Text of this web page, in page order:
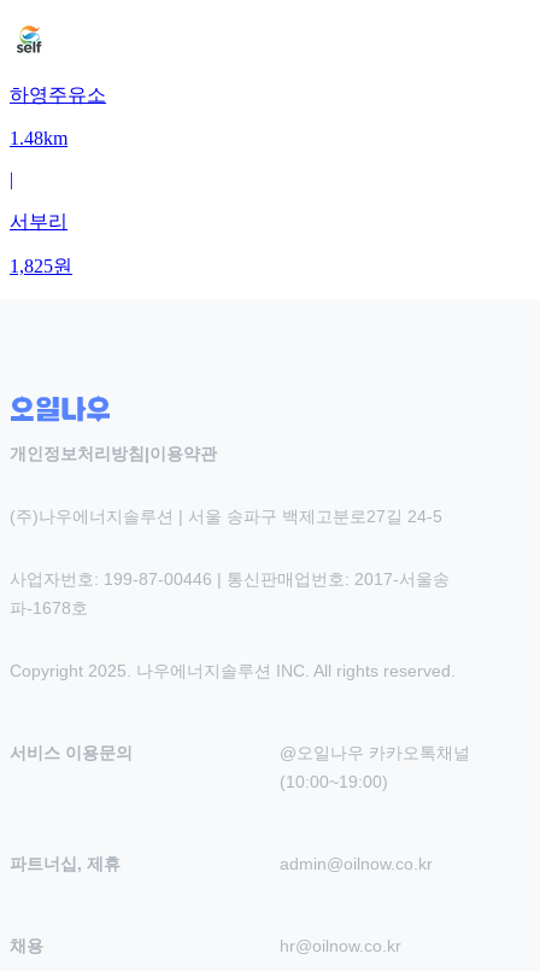
하영주유소
1.48km
|
서부리
1,825원
개인정보처리방침 |이용약관
(주)나우에너지솔루션 | 서울 송파구 백제고분로27길 24-5
사업자번호: 199-87-00446 | 통신판매업번호: 2017-서울송
파-1678호
Copyright 2025. 나우에너지솔루션 INC. All rights reserved.
서비스 이용문의
@오일나우 카카오톡채널
(10:00~19:00)
파트너십, 제휴 admin@oilnow.co.kr
채용 hr@oilnow.co.kr